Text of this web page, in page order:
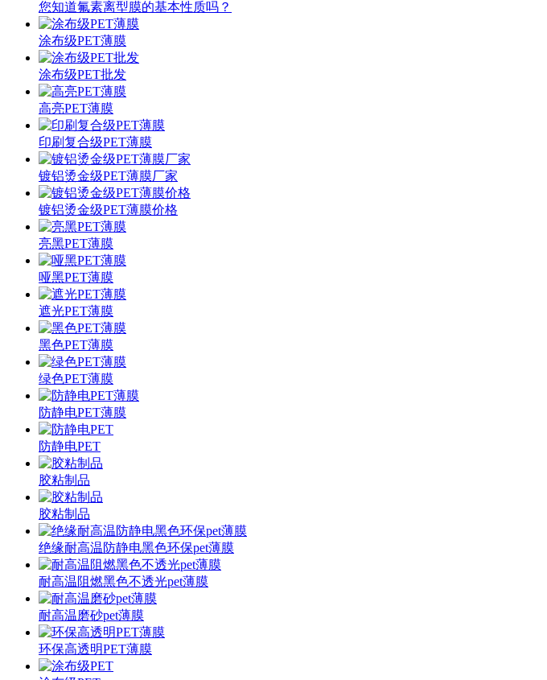
您知道氟素离型膜的基本性质吗？
涂布级PET薄膜
涂布级PET批发
高亮PET薄膜
印刷复合级PET薄膜
镀铝烫金级PET薄膜厂家
镀铝烫金级PET薄膜价格
亮黑PET薄膜
哑黑PET薄膜
遮光PET薄膜
黑色PET薄膜
绿色PET薄膜
防静电PET薄膜
防静电PET
胶粘制品
胶粘制品
绝缘耐高温防静电黑色环保pet薄膜
耐高温阻燃黑色不透光pet薄膜
耐高温磨砂pet薄膜
环保高透明PET薄膜